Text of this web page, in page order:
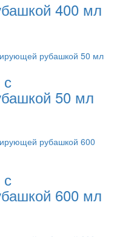
400 мл
50 мл
600 мл